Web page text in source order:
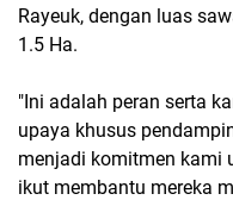
Rayeuk, dengan luas
1.5 Ha.
"Ini adalah peran serta
upaya khusus
menjadi komitmen kami
ikut membantu mereka